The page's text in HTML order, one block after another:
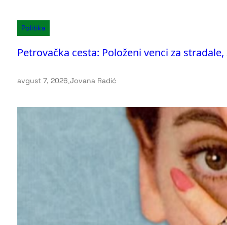
Politika
Petrovačka cesta: Položeni venci za
avgust 7, 2026.Jovana Radić